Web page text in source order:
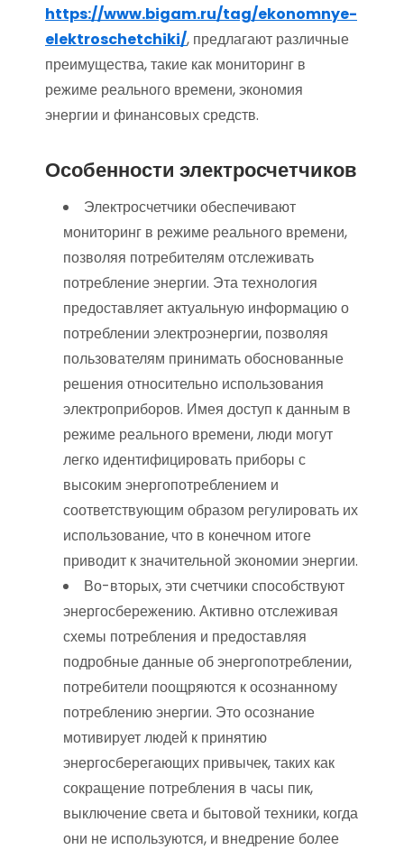
https://www.bigam.ru/tag/ekonomnye-
elektroschetchiki/, предлагают различные
преимущества, такие как мониторинг в
режиме реального времени, экономия
энергии и финансовых средств.
Особенности электросчетчиков
Электросчетчики обеспечивают
мониторинг в режиме реального времени,
позволяя потребителям отслеживать
потребление энергии. Эта технология
предоставляет актуальную информацию о
потреблении электроэнергии, позволяя
пользователям принимать обоснованные
решения относительно использования
электроприборов. Имея доступ к данным в
режиме реального времени, люди могут
легко идентифицировать приборы с
высоким энергопотреблением и
соответствующим образом регулировать их
использование, что в конечном итоге
приводит к значительной экономии энергии.
Во-вторых, эти счетчики способствуют
энергосбережению. Активно отслеживая
схемы потребления и предоставляя
подробные данные об энергопотреблении,
потребители поощряются к осознанному
потреблению энергии. Это осознание
мотивирует людей к принятию
энергосберегающих привычек, таких как
сокращение потребления в часы пик,
выключение света и бытовой техники, когда
они не используются, и внедрение более